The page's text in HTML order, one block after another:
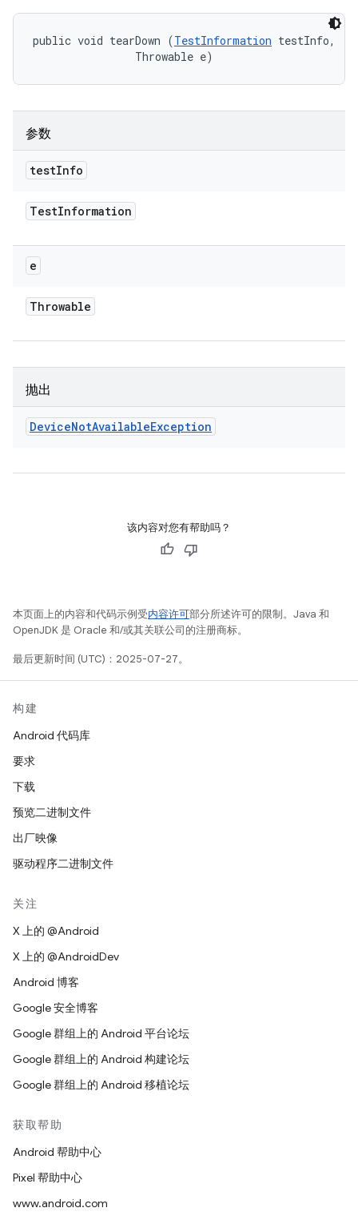
public void tearDown (TestInformation testInfo,
                Throwable e)
参数
testInfo
TestInformation
e
Throwable
抛出
DeviceNotAvailableException
该内容对您有帮助吗？
本页面上的内容和代码示例受内容许可部分所述许可的限制。Java 和
OpenJDK 是 Oracle 和/或其关联公司的注册商标。
最后更新时间 (UTC)：2025-07-27。
构建
Android 代码库
要求
下载
预览二进制文件
出厂映像
驱动程序二进制文件
关注
X 上的 @Android
X 上的 @AndroidDev
Android 博客
Google 安全博客
Google 群组上的 Android 平台论坛
Google 群组上的 Android 构建论坛
Google 群组上的 Android 移植论坛
获取帮助
Android 帮助中心
Pixel 帮助中心
www.android.com